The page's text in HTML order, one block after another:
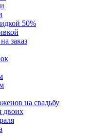
50%
заказ
на свадьбу
двоих